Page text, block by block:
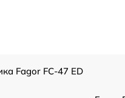
Fagor FC-47 ED